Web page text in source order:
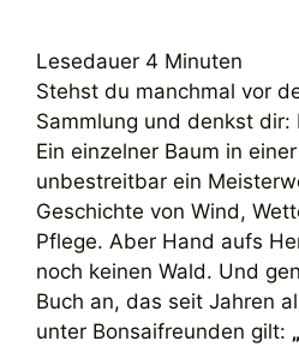
Lesedauer 4 Minuten
Stehst du manchmal vor
Sammlung und denkst dir:
Ein einzelner Baum in einer
unbestreitbar ein
Geschichte von Wind,
Pflege. Aber Hand aufs
noch keinen Wald. Und
Buch an, das seit Jahren
unter Bonsaifreunden gilt: